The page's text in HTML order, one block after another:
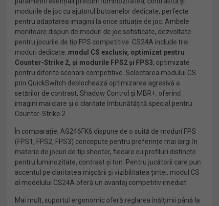
modurile de joc cu ajutorul butoanelor dedicate, perfecte
pentru adaptarea imaginii la orice situație de joc. Ambele
monitoare dispun de moduri de joc sofisticate, dezvoltate
pentru jocurile de tip FPS competitive. CS24A include trei
moduri dedicate: modul CS exclusiv, optimizat pentru
Counter-Strike 2, și modurile FPS2 și FPS3, optimizate
pentru diferite scenarii competitive. Selectarea modului CS
prin QuickSwitch deblochează optimizarea agresivă a
setărilor de contrast, Shadow Control și MBR+, oferind
imagini mai clare și o claritate îmbunătățită special pentru
Counter-Strike 2.
În comparație, AG246FK6 dispune de o suită de moduri FPS
(FPS1, FPS2, FPS3) concepute pentru preferințe mai largi în
materie de jocuri de tip shooter, fiecare cu profiluri distincte
pentru luminozitate, contrast și ton. Pentru jucătorii care pun
accentul pe claritatea mișcării și vizibilitatea țintei, modul CS
al modelului CS24A oferă un avantaj competitiv imediat.
Mai mult, suportul ergonomic oferă reglarea înălțimii până la